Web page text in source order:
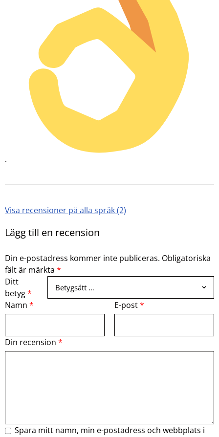
.
Visa recensioner på alla språk (2)
Lägg till en recension
Din e-postadress kommer inte publiceras. Obligatoriska
fält är märkta *
Ditt
betyg*
Din recension *
Namn * E-post*
Spara mitt namn, min e-postadress och webbplats i